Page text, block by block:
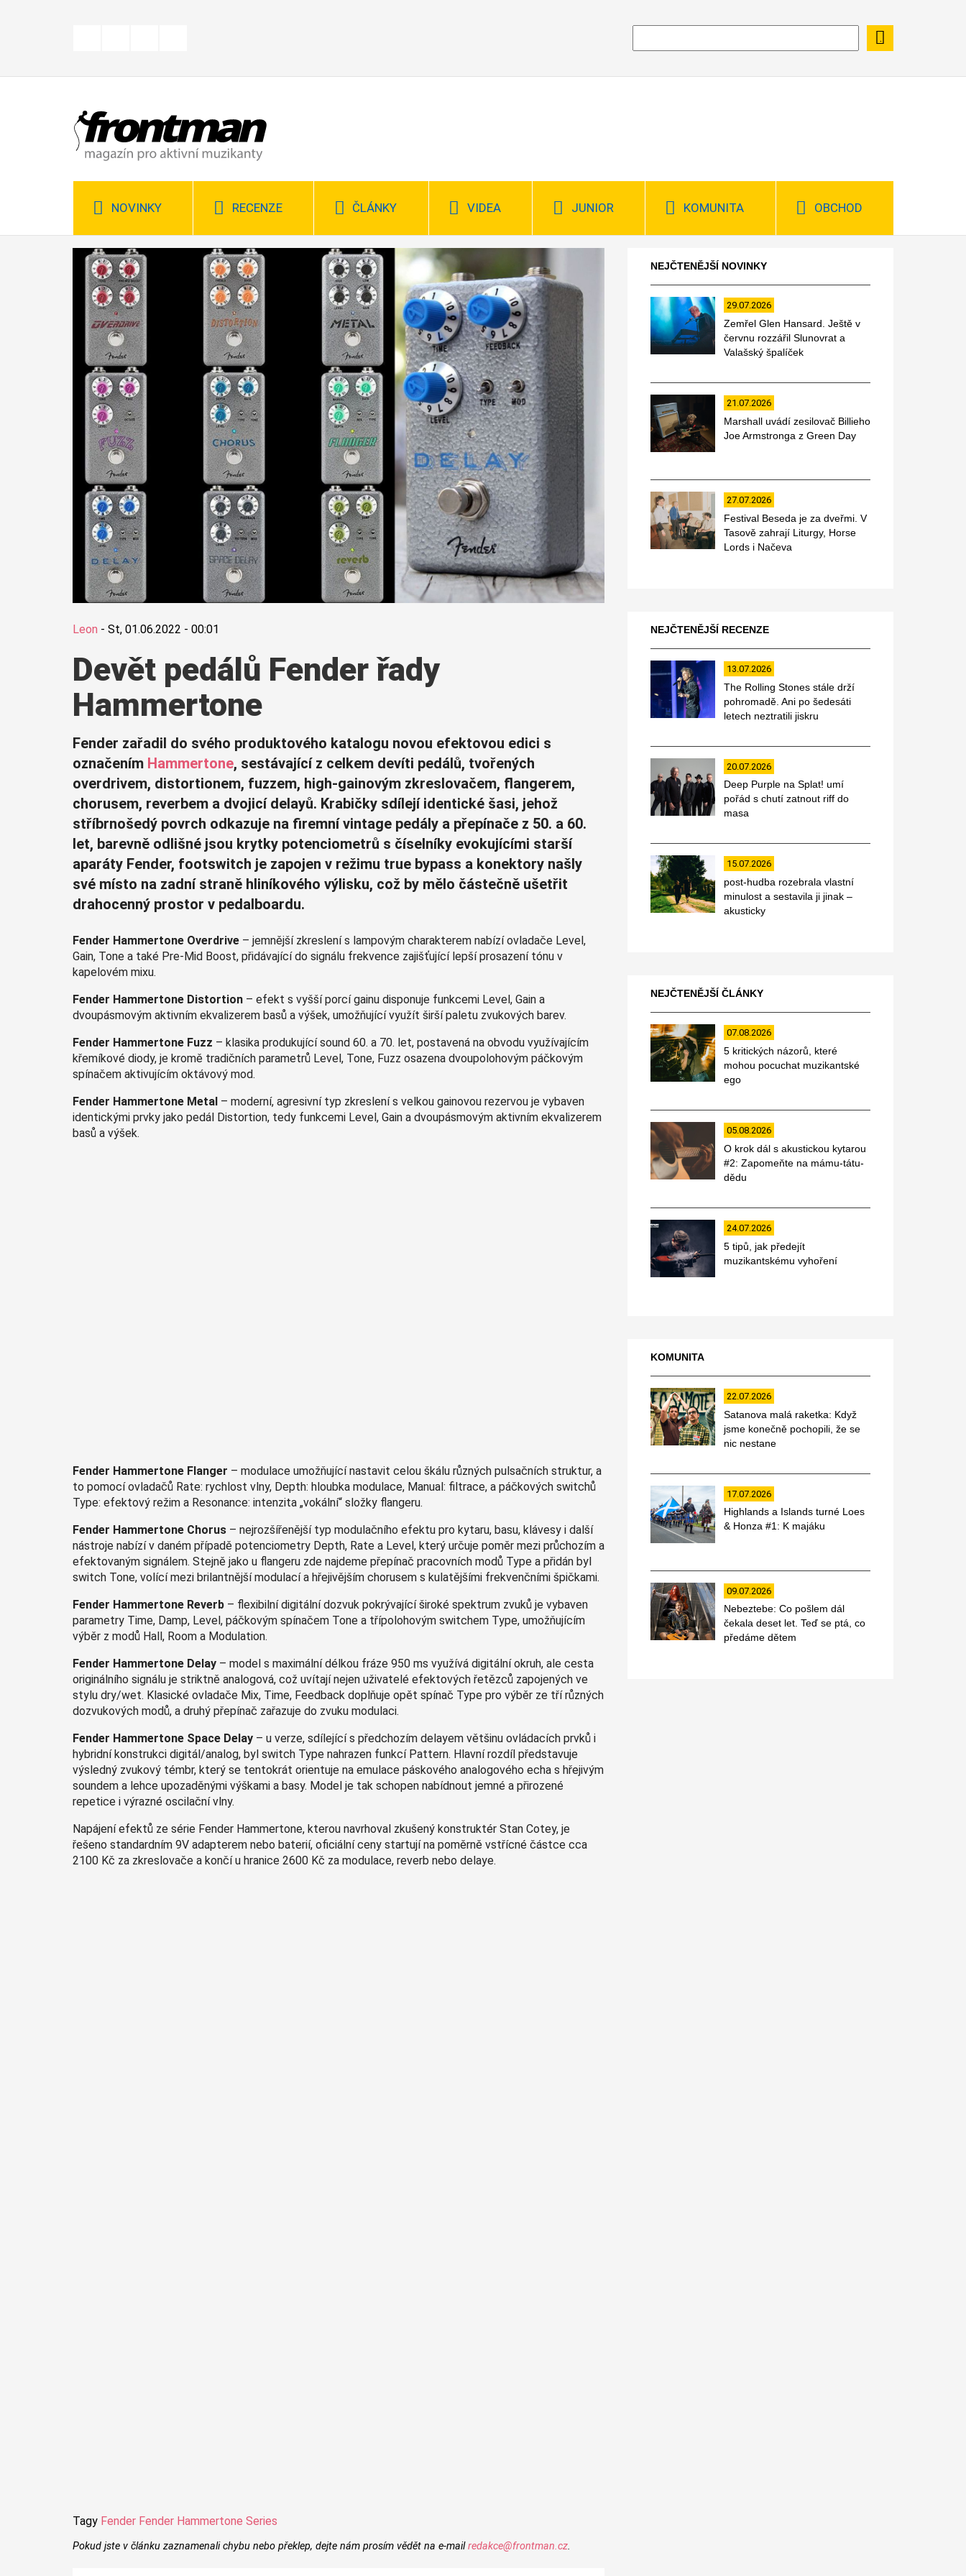
NOVINKY RECENZE ČLÁNKY VIDEA JUNIOR KOMUNITA OBCHOD
Leon - St, 01.06.2022 - 00:01
Devět pedálů Fender řady
Hammertone
Fender zařadil do svého produktového katalogu novou efektovou edici s
označením Hammertone, sestávající z celkem devíti pedálů, tvořených
overdrivem, distortionem, fuzzem, high-gainovým zkreslovačem, flangerem,
chorusem, reverbem a dvojicí delayů. Krabičky sdílejí identické šasi, jehož
stříbrnošedý povrch odkazuje na firemní vintage pedály a přepínače z 50. a 60.
let, barevně odlišné jsou krytky potenciometrů s číselníky evokujícími starší
aparáty Fender, footswitch je zapojen v režimu true bypass a konektory našly
své místo na zadní straně hliníkového výlisku, což by mělo částečně ušetřit
drahocenný prostor v pedalboardu.
Fender Hammertone Overdrive– jemnější zkreslení s lampovým charakterem nabízí ovladače Level,
Gain, Tone a také Pre-Mid Boost, přidávající do signálu frekvence zajišťující lepší prosazení tónu v
kapelovém mixu.
Fender Hammertone Distortion– efekt s vyšší porcí gainu disponuje funkcemi Level, Gain a
dvoupásmovým aktivním ekvalizerem basů a výšek, umožňující využít širší paletu zvukových barev.
Fender Hammertone Fuzz – klasika produkující sound 60. a 70. let, postavená na obvodu využívajícím
křemíkové diody, je kromě tradičních parametrů Level, Tone, Fuzz osazena dvoupolohovým páčkovým
spínačem aktivujícím oktávový mod.
Fender Hammertone Metal– moderní, agresivní typ zkreslení s velkou gainovou rezervou je vybaven
identickými prvky jako pedál Distortion, tedy funkcemi Level, Gain a dvoupásmovým aktivním ekvalizerem
basů a výšek.
Fender Hammertone Flanger – modulace umožňující nastavit celou škálu různých pulsačních struktur, a
to pomocí ovladačů Rate: rychlost vlny, Depth: hloubka modulace, Manual: filtrace, a páčkových switchů
Type: efektový režim a Resonance: intenzita „vokální“ složky flangeru.
Fender Hammertone Chorus– nejrozšířenější typ modulačního efektu pro kytaru, basu, klávesy i další
nástroje nabízí v daném případě potenciometry Depth, Rate a Level, který určuje poměr mezi průchozím a
efektovaným signálem. Stejně jako u flangeru zde najdeme přepínač pracovních modů Type a přidán byl
switch Tone, volící mezi brilantnější modulací a hřejivějším chorusem s kulatějšími frekvenčními špičkami.
Fender Hammertone Reverb– flexibilní digitální dozvuk pokrývající široké spektrum zvuků je vybaven
parametry Time, Damp, Level, páčkovým spínačem Tone a třípolohovým switchem Type, umožňujícím
výběr z modů Hall, Room a Modulation.
Fender Hammertone Delay– model s maximální délkou fráze 950 ms využívá digitální okruh, ale cesta
originálního signálu je striktně analogová, což uvítají nejen uživatelé efektových řetězců zapojených ve
stylu dry/wet. Klasické ovladače Mix, Time, Feedback doplňuje opět spínač Type pro výběr ze tří různých
dozvukových modů, a druhý přepínač zařazuje do zvuku modulaci.
Fender Hammertone Space Delay– u verze, sdílející s předchozím delayem většinu ovládacích prvků i
hybridní konstrukci digitál/analog, byl switch Type nahrazen funkcí Pattern. Hlavní rozdíl představuje
výsledný zvukový témbr, který se tentokrát orientuje na emulace páskového analogového echa s hřejivým
soundem a lehce upozaděnými výškami a basy. Model je tak schopen nabídnout jemné a přirozené
repetice i výrazné oscilační vlny.
Napájení efektů ze série Fender Hammertone, kterou navrhoval zkušený konstruktér Stan Cotey, je
řešeno standardním 9V adapterem nebo baterií, oficiální ceny startují na poměrně vstřícné částce cca
2100 Kč za zkreslovače a končí u hranice 2600 Kč za modulace, reverb nebo delaye.
Tagy Fender Fender Hammertone Series
Pokud jste v článku zaznamenali chybu nebo překlep, dejte nám prosím vědět na e-mailredakce@frontman.cz.
NEJČTENĚJŠÍ NOVINKY
29.07.2026
Zemřel Glen Hansard. Ještě v
červnu rozzářil Slunovrat a
Valašský špalíček
21.07.2026
Marshall uvádí zesilovač Billieho
Joe Armstronga z Green Day
27.07.2026
Festival Beseda je za dveřmi. V
Tasově zahrají Liturgy, Horse
Lords i Načeva
NEJČTENĚJŠÍ RECENZE
13.07.2026
The Rolling Stones stále drží
pohromadě. Ani po šedesáti
letech neztratili jiskru
20.07.2026
Deep Purple na Splat! umí
pořád s chutí zatnout riff do
masa
15.07.2026
post-hudba rozebrala vlastní
minulost a sestavila ji jinak –
akusticky
NEJČTENĚJŠÍ ČLÁNKY
07.08.2026
5 kritických názorů, které
mohou pocuchat muzikantské
ego
05.08.2026
O krok dál s akustickou kytarou
#2: Zapomeňte na mámu-tátu-
dědu
24.07.2026
5 tipů, jak předejít
muzikantskému vyhoření
KOMUNITA
22.07.2026
Satanova malá raketka: Když
jsme konečně pochopili, že se
nic nestane
17.07.2026
Highlands a Islands turné Loes
& Honza #1: K majáku
09.07.2026
Nebeztebe: Co pošlem dál
čekala deset let. Teď se ptá, co
předáme dětem